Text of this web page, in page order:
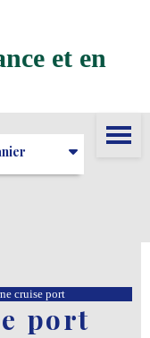
et en
cruise port
port